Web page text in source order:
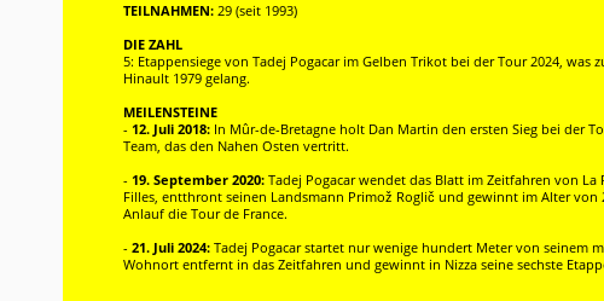
TEILNAHMEN: 29 (seit 1993)
DIE ZAHL
5: Etappensiege von Tadej Pogacar im Gelben Trikot bei der Tour 2024, was
Hinault 1979 gelang.
MEILENSTEINE
- 12. Juli 2018: In Mûr-de-Bretagne holt Dan Martin den ersten Sieg bei der
Team, das den Nahen Osten vertritt.
- 19. September 2020: Tadej Pogacar wendet das Blatt im Zeitfahren von La
Filles, entthront seinen Landsmann Primož Roglič und gewinnt im Alter von
Anlauf die Tour de France.
- 21. Juli 2024: Tadej Pogacar startet nur wenige hundert Meter von seinem
Wohnort entfernt in das Zeitfahren und gewinnt in Nizza seine sechste